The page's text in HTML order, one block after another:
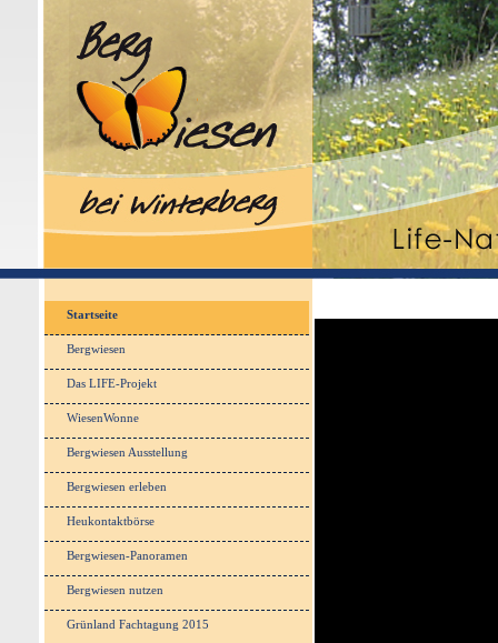
Startseite
Bergwiesen
Das LIFE-Projekt
WiesenWonne
Bergwiesen Ausstellung
Bergwiesen erleben
Heukontaktbörse
Bergwiesen-Panoramen
Bergwiesen nutzen
Grünland Fachtagung 2015